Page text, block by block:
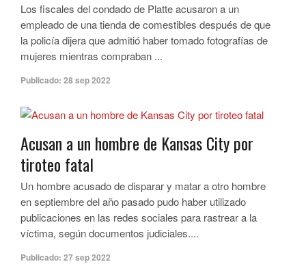
Los fiscales del condado de Platte acusaron a un
empleado de una tienda de comestibles después de que
la policía dijera que admitió haber tomado fotografías de
mujeres mientras compraban ...
Publicado: 28 sep 2022
Acusan a un hombre de Kansas City por
tiroteo fatal
Un hombre acusado de disparar y matar a otro hombre
en septiembre del año pasado pudo haber utilizado
publicaciones en las redes sociales para rastrear a la
víctima, según documentos judiciales....
Publicado: 27 sep 2022